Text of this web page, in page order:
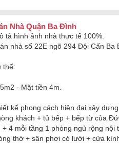
Nhà Quận Ba Đình
tả hình ảnh nhà thực tế 100%.
nhà số 22E ngõ 294 Đội Cấn Ba
thể:
- Mặt tiền 4m.
kế phong cách hiện đại xây dựng
khách + tủ bếp + bếp từ của
4 mỗi tầng 1 phòng ngủ rộng nội
thờ + sân phơi có lưới + cửa